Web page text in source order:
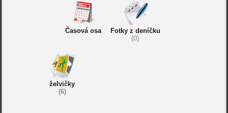
Časová osa
Fotky z deníčku
(0)
želvičky
(6)